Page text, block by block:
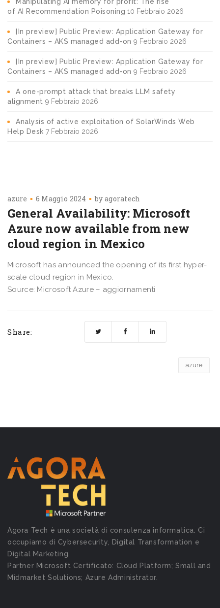
of AI Recommendation Poisoning 10 Febbraio 2026
[In preview] Public Preview: Application Gateway for
Containers – AKS managed add-on 9 Febbraio 2026
[In preview] Public Preview: Application Gateway for
Containers – AKS managed add-on 9 Febbraio 2026
A one-prompt attack that breaks LLM safety
alignment 9 Febbraio 2026
Analysis of active exploitation of SolarWinds Web
Help Desk 7 Febbraio 2026
azure 6 Maggio 2024 by agoratech
General Availability: Microsoft
Azure now available from new
cloud region in Mexico
Microsoft has announced the opening of its first hyper-
scale cloud region in Mexico.
Source: Microsoft Azure – aggiornamenti
Share:
azure
Agora Tech è una società di consulenza informatica. Ci
occupiamo di Cybersecurity, Digital Transformation e
Digital Marketing.
Partner Microsoft Certificato: Cloud Platform; Small and
Midmarket Solutions; Azure Administrator.